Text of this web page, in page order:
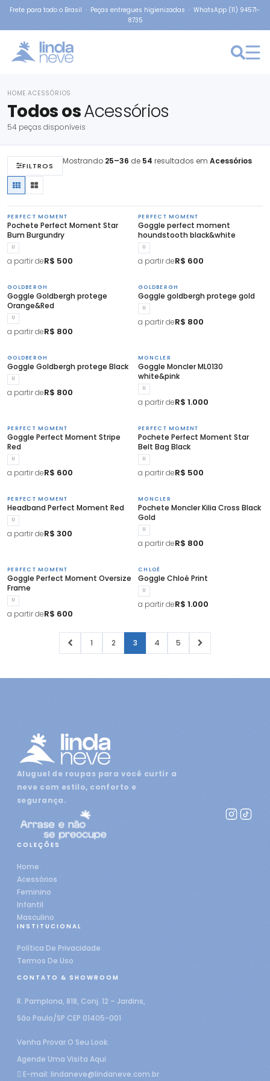
Frete para todo o Brasil · Peças entregues higienizadas · WhatsApp (11) 94571-
8735
HOME ›ACESSÓRIOS
Todos osAcessórios
54 peças disponíveis
FILTROS Mostrando 25–36 de 54 resultados em Acessórios
PERFECT MOMENT
Pochete Perfect Moment Star
Bum Burgundry
U
a partir deR$ 500
PERFECT MOMENT
Goggle perfect moment
houndstooth black&white
U
a partir deR$ 600
GOLDBERGH
Goggle Goldbergh protege
Orange&Red
U
a partir deR$ 800
GOLDBERGH
Goggle goldbergh protege gold
U
a partir deR$ 800
GOLDBERGH
Goggle Goldbergh protege Black
U
a partir deR$ 800
MONCLER
Goggle Moncler ML0130
white&pink
U
a partir deR$ 1.000
PERFECT MOMENT
Goggle Perfect Moment Stripe
Red
U
a partir deR$ 600
PERFECT MOMENT
Pochete Perfect Moment Star
Belt Bag Black
U
a partir deR$ 500
PERFECT MOMENT
Headband Perfect Moment Red
U
a partir deR$ 300
MONCLER
Pochete Moncler Kilia Cross Black
Gold
U
a partir deR$ 800
PERFECT MOMENT
Goggle Perfect Moment Oversize
Frame
U
a partir deR$ 600
CHLOÉ
Goggle Chloé Print
U
a partir deR$ 1.000
1 2 3 4 5
Aluguel de roupas para você curtir a
neve com estilo, conforto e
segurança.
COLEÇÕES
Home
Acessórios
Feminino
Infantil
Masculino
INSTITUCIONAL
Política De Privacidade
Termos De Uso
CONTATO & SHOWROOM
R. Pamplona, 818, Conj. 12 – Jardins,
São Paulo/SP CEP 01405-001
Venha Provar O Seu Look.
Agende Uma Visita Aqui
E-mail: lindaneve@lindaneve.com.br